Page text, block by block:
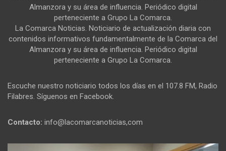
Almanzora y su área de influencia. Periódico digital
perteneciente a Grupo La Comarca.
La Comarca Noticias. Noticiario de actualización diaria con
contenidos informativos fundamentalmente de la Comarca del
Almanzora y su área de influencia. Periódico digital
perteneciente a Grupo La Comarca.
Escuche nuestro noticiario todos los días en el 107.8 FM, Radio
Filabres. Síguenos en Facebook.
Contacto: info@lacomarcanoticias,com